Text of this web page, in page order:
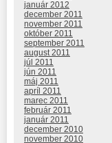
január 2012
december 2011
november 2011
október 2011
september 2011
august 2011
júl 2011
jún 2011
máj 2011
apríl 2011
marec 2011
február 2011
január 2011
december 2010
november 2010